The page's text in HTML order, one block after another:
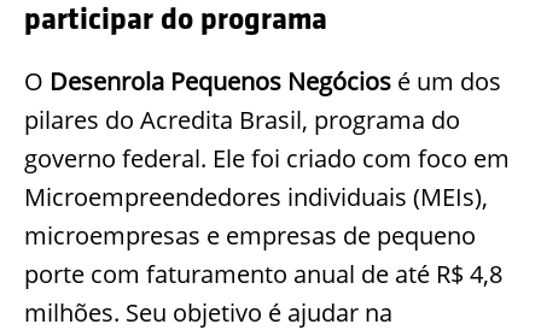
participar do programa
O Desenrola Pequenos Negócios é um dos
pilares do Acredita Brasil, programa do
governo federal. Ele foi criado com foco em
Microempreendedores individuais (MEIs),
microempresas e empresas de pequeno
porte com faturamento anual de até R$ 4,8
milhões. Seu objetivo é ajudar na